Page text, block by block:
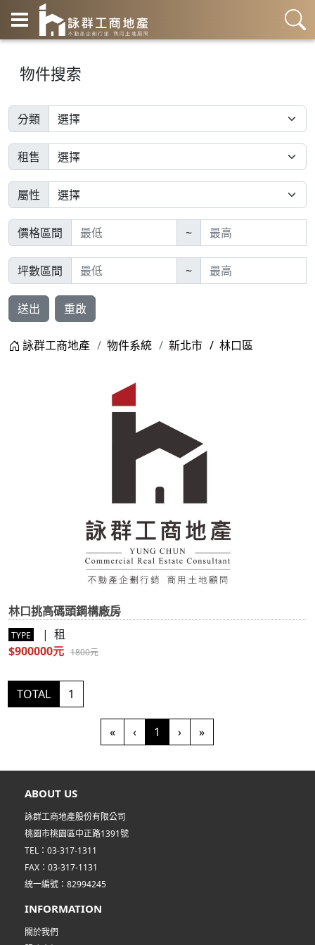
物件搜索
分類
租售
屬性
價格區間 ~
坪數區間 ~
送出 重啟
詠群工商地產 物件系統 新北市 林口區
林口挑高碼頭鋼構廠房
TYPE
| 租
$900000元 1800元
TOTAL 1
« ‹ 1 (current)
› »
ABOUT US
詠群工商地產股份有限公司
桃園市桃園區中正路1391號
TEL：03-317-1311
FAX：03-317-1131
統一編號：82994245
INFORMATION
關於我們